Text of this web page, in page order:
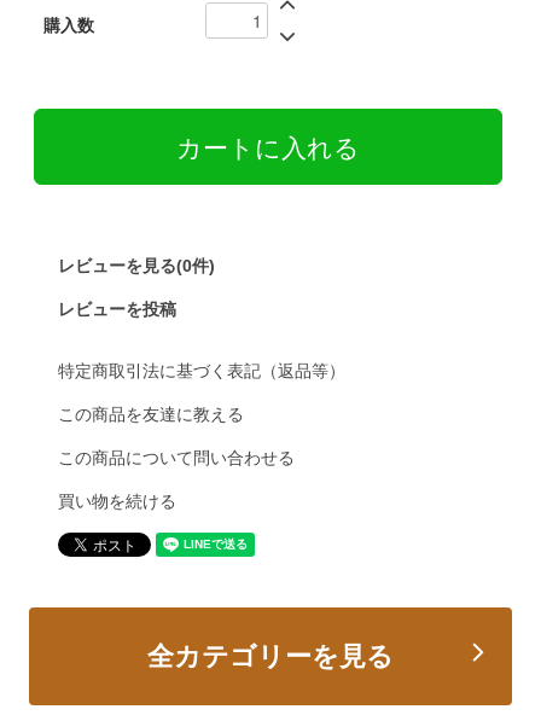
購入数
レビューを見る(0件)
レビューを投稿
特定商取引法に基づく表記（返品等）
この商品を友達に教える
この商品について問い合わせる
買い物を続ける
全カテゴリーを見る